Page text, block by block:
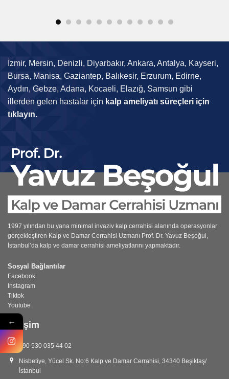
İzmir, Mersin, Denizli, Diyarbakır, Ankara, Antalya, Kayseri,
Bursa, Manisa, Gaziantep, Balıkesir, Erzurum, Edirne,
Aydın, Gebze, Adana, Kocaeli, Elazığ, Samsun gibi
illerden gelen hastalar için kalp ameliyatı süreçleri için
tıklayın.
1997 yılından bu yana minimal invaziv kalp cerrahisi alanında operasyonlar
gerçekleştiren Kalp ve Damar Cerrahisi Uzmanı Prof. Dr. Yavuz Beşoğul,
İstanbul’da kalp ve damar cerrahisi ameliyatlarını yapmaktadır.
Sosyal Bağlantılar
Facebook
Instagram
Tiktok
Youtube
İletişim
+90 530 035 44 02
Nisbetiye, Yücel Sk. No:6 Kalp ve Damar Cerrahisi, 34340 Beşiktaş/
İstanbul
←